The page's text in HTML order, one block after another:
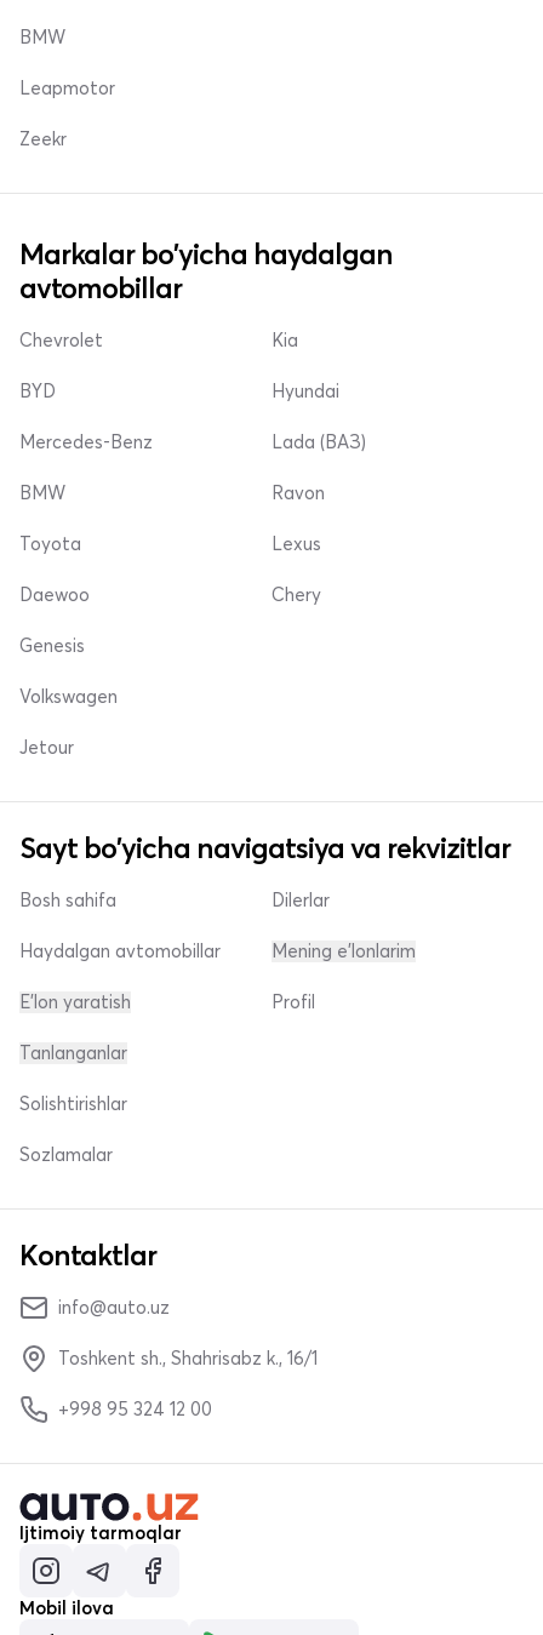
BMW
Leapmotor
Zeekr
Markalar bo'yicha haydalgan
avtomobillar
Chevrolet
BYD
Mercedes-Benz
Kia
Hyundai
Lada (ВАЗ)
BMW
Toyota
Daewoo
Ravon
Lexus
Chery
Genesis
Volkswagen
Jetour
Sayt bo'yicha navigatsiya va rekvizitlar
Bosh sahifa
Haydalgan avtomobillar
E'lon yaratish
Dilerlar
Mening e'lonlarim
Profil
Tanlanganlar
Solishtirishlar
Sozlamalar
Kontaktlar
info@auto.uz
Toshkent sh., Shahrisabz k., 16/1
+998 95 324 12 00
Ijtimoiy tarmoqlar
Mobil ilova